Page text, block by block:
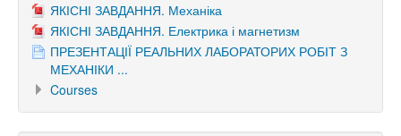
ЯКІСНІ ЗАВДАННЯ. Механіка
ЯКІСНІ ЗАВДАННЯ. Електрика і магнетизм
ПРЕЗЕНТАЦІЇ РЕАЛЬНИХ ЛАБОРАТОРИХ РОБІТ З
МЕХАНІКИ ...
Courses